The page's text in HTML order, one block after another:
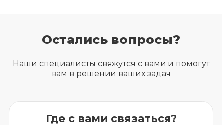
Остались вопросы?
Наши специалисты свяжутся с вами и помогут
вам в решении ваших задач
Где с вами связаться?